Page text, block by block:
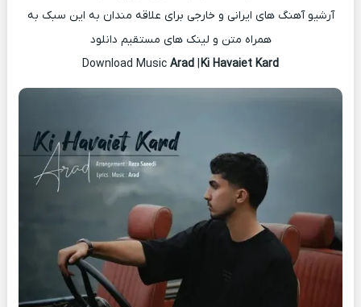
آرشیو آهنگ های ایرانی و خارجی برای علاقه مندان به این سبک به
همراه متن و لینک های مستقیم دانلود
Download Music
Arad| Ki Havaiet Kard